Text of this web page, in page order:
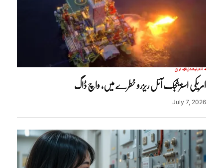
انٹرنیشنلتازہ ترین
امریکی اسٹریٹجک آئل ریزرو خطرے میں، واچ ڈاگ
July 7, 2026